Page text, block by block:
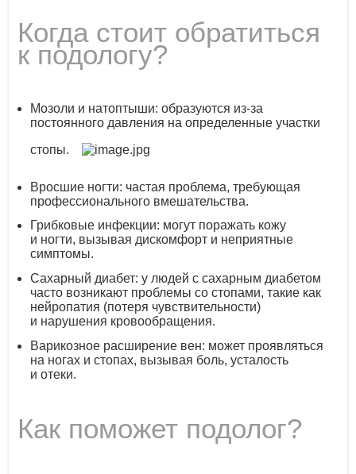
Когда стоит обратиться
к подологу?
Мозоли и натоптыши: образуются из-за
постоянного давления на определенные участки
стопы.
Вросшие ногти: частая проблема, требующая
профессионального вмешательства.
Грибковые инфекции: могут поражать кожу
и ногти, вызывая дискомфорт и неприятные
симптомы.
Сахарный диабет: у людей с сахарным диабетом
часто возникают проблемы со стопами, такие как
нейропатия (потеря чувствительности)
и нарушения кровообращения.
Варикозное расширение вен: может проявляться
на ногах и стопах, вызывая боль, усталость
и отеки.
Как поможет подолог?